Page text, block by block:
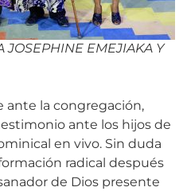
JOSEPHINE EMEJIAKA Y
ante la congregación,
ante los hijos de
en vivo. Sin duda
radical después
de Dios presente